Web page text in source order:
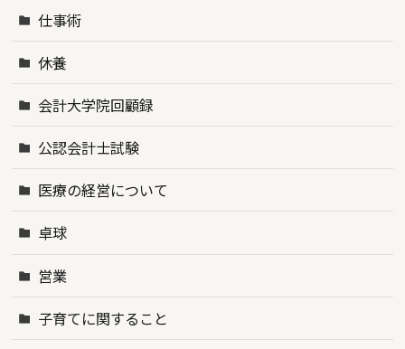
仕事術
休養
会計大学院回顧録
公認会計士試験
医療の経営について
卓球
営業
子育てに関すること